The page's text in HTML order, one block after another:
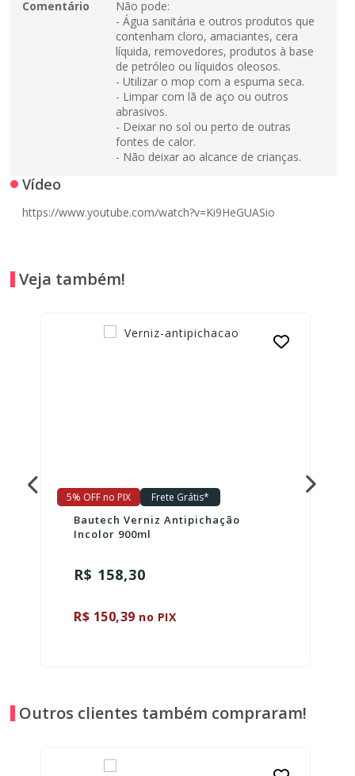
Comentário
Não pode:
- Água sanitária e outros produtos que
contenham cloro, amaciantes, cera
líquida, removedores, produtos à base
de petróleo ou líquidos oleosos.
- Utilizar o mop com a espuma seca.
- Limpar com lã de aço ou outros
abrasivos.
- Deixar no sol ou perto de outras
fontes de calor.
- Não deixar ao alcance de crianças.
Vídeo
https://www.youtube.com/watch?v=Ki9HeGUASio
Veja também!
5% OFF no PIX Frete Grátis*
Bautech Verniz Antipichação
Incolor 900ml
R$ 158,30
R$ 150,39 no PIX
Outros clientes também compraram!